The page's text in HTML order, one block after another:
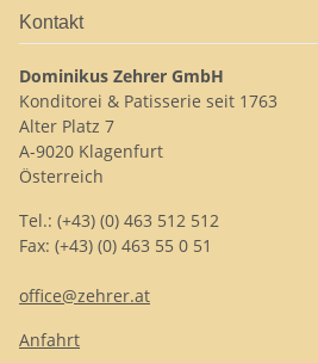
Kontakt
Dominikus Zehrer GmbH
Konditorei & Patisserie seit 1763
Alter Platz 7
A-9020 Klagenfurt
Österreich
Tel.: (+43) (0) 463 512 512
Fax: (+43) (0) 463 55 0 51
office@zehrer.at
Anfahrt